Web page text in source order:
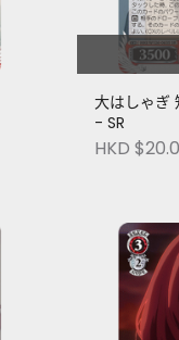
大はしゃぎ
- SR
HKD